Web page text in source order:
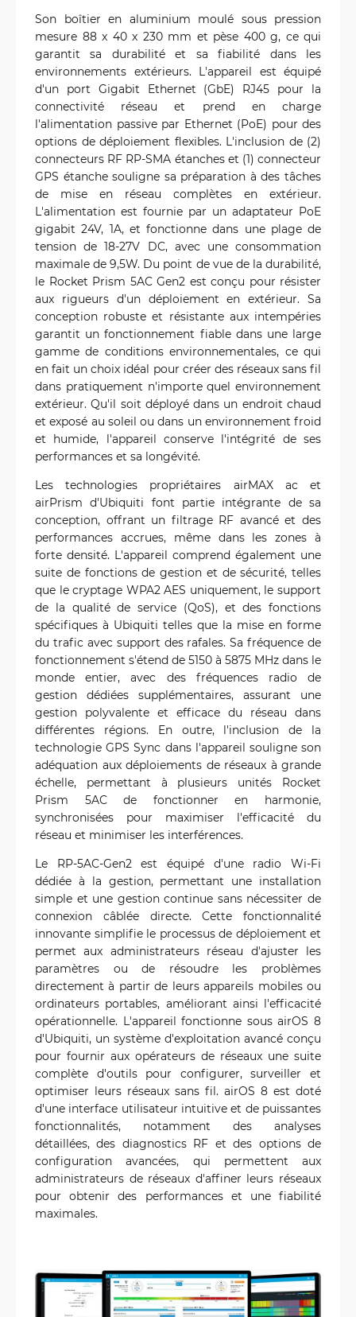
Son boîtier en aluminium moulé sous pression
mesure 88 x 40 x 230 mm et pèse 400 g, ce qui
garantit sa durabilité et sa fiabilité dans les
environnements extérieurs. L'appareil est équipé
d'un port Gigabit Ethernet (GbE) RJ45 pour la
connectivité réseau et prend en charge
l'alimentation passive par Ethernet (PoE) pour des
options de déploiement flexibles. L'inclusion de (2)
connecteurs RF RP-SMA étanches et (1) connecteur
GPS étanche souligne sa préparation à des tâches
de mise en réseau complètes en extérieur.
L'alimentation est fournie par un adaptateur PoE
gigabit 24V, 1A, et fonctionne dans une plage de
tension de 18-27V DC, avec une consommation
maximale de 9,5W. Du point de vue de la durabilité,
le Rocket Prism 5AC Gen2 est conçu pour résister
aux rigueurs d'un déploiement en extérieur. Sa
conception robuste et résistante aux intempéries
garantit un fonctionnement fiable dans une large
gamme de conditions environnementales, ce qui
en fait un choix idéal pour créer des réseaux sans fil
dans pratiquement n'importe quel environnement
extérieur. Qu'il soit déployé dans un endroit chaud
et exposé au soleil ou dans un environnement froid
et humide, l'appareil conserve l'intégrité de ses
performances et sa longévité.
Les technologies propriétaires airMAX ac et
airPrism d'Ubiquiti font partie intégrante de sa
conception, offrant un filtrage RF avancé et des
performances accrues, même dans les zones à
forte densité. L'appareil comprend également une
suite de fonctions de gestion et de sécurité, telles
que le cryptage WPA2 AES uniquement, le support
de la qualité de service (QoS), et des fonctions
spécifiques à Ubiquiti telles que la mise en forme
du trafic avec support des rafales. Sa fréquence de
fonctionnement s'étend de 5150 à 5875 MHz dans le
monde entier, avec des fréquences radio de
gestion dédiées supplémentaires, assurant une
gestion polyvalente et efficace du réseau dans
différentes régions. En outre, l'inclusion de la
technologie GPS Sync dans l'appareil souligne son
adéquation aux déploiements de réseaux à grande
échelle, permettant à plusieurs unités Rocket
Prism 5AC de fonctionner en harmonie,
synchronisées pour maximiser l'efficacité du
réseau et minimiser les interférences.
Le RP-5AC-Gen2 est équipé d'une radio Wi-Fi
dédiée à la gestion, permettant une installation
simple et une gestion continue sans nécessiter de
connexion câblée directe. Cette fonctionnalité
innovante simplifie le processus de déploiement et
permet aux administrateurs réseau d'ajuster les
paramètres ou de résoudre les problèmes
directement à partir de leurs appareils mobiles ou
ordinateurs portables, améliorant ainsi l'efficacité
opérationnelle. L'appareil fonctionne sous airOS 8
d'Ubiquiti, un système d'exploitation avancé conçu
pour fournir aux opérateurs de réseaux une suite
complète d'outils pour configurer, surveiller et
optimiser leurs réseaux sans fil. airOS 8 est doté
d'une interface utilisateur intuitive et de puissantes
fonctionnalités, notamment des analyses
détaillées, des diagnostics RF et des options de
configuration avancées, qui permettent aux
administrateurs de réseaux d'affiner leurs réseaux
pour obtenir des performances et une fiabilité
maximales.